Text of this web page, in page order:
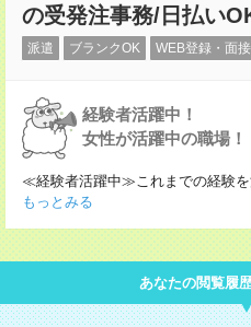
の受発注事務/日払い
派遣 ブランクOK WEB登録・面
経験者活躍中！
女性が活躍中の職場！
≪経験者活躍中≫これまでの経験
もっとみる
あなたの閲覧履